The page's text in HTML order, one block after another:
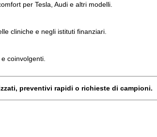
per Tesla, Audi e altri modelli.
cliniche e negli istituti finanziari.
coinvolgenti.
preventivi rapidi o richieste di campioni.